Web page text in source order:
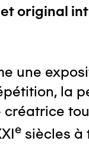
original
une
la
e siècles à